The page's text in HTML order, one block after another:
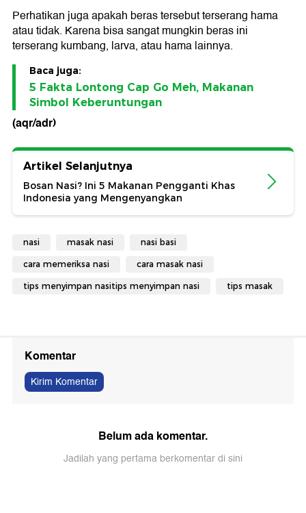
Perhatikan juga apakah beras tersebut terserang hama
atau tidak. Karena bisa sangat mungkin beras ini
terserang kumbang, larva, atau hama lainnya.
Baca juga:
5 Fakta Lontong Cap Go Meh, Makanan
Simbol Keberuntungan
(aqr/adr)
Artikel Selanjutnya
Bosan Nasi? Ini 5 Makanan Pengganti Khas
Indonesia yang Mengenyangkan
nasi masak nasi nasi basi
cara memeriksa nasi cara masak nasi
tips menyimpan nasitips menyimpan nasi tips masak
Komentar
Kirim Komentar
Belum ada komentar.
Jadilah yang pertama berkomentar di sini